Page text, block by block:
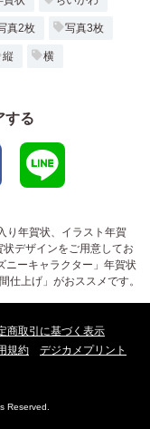
真2枚 写真3枚
縦 横
する
り年賀状、イラスト年賀
デザインをご用意してお
ニーキャラクター」年賀状
仕上げ」がおススメです。
商取引に基づく表示
規約
デジカメプリント
Reserved.